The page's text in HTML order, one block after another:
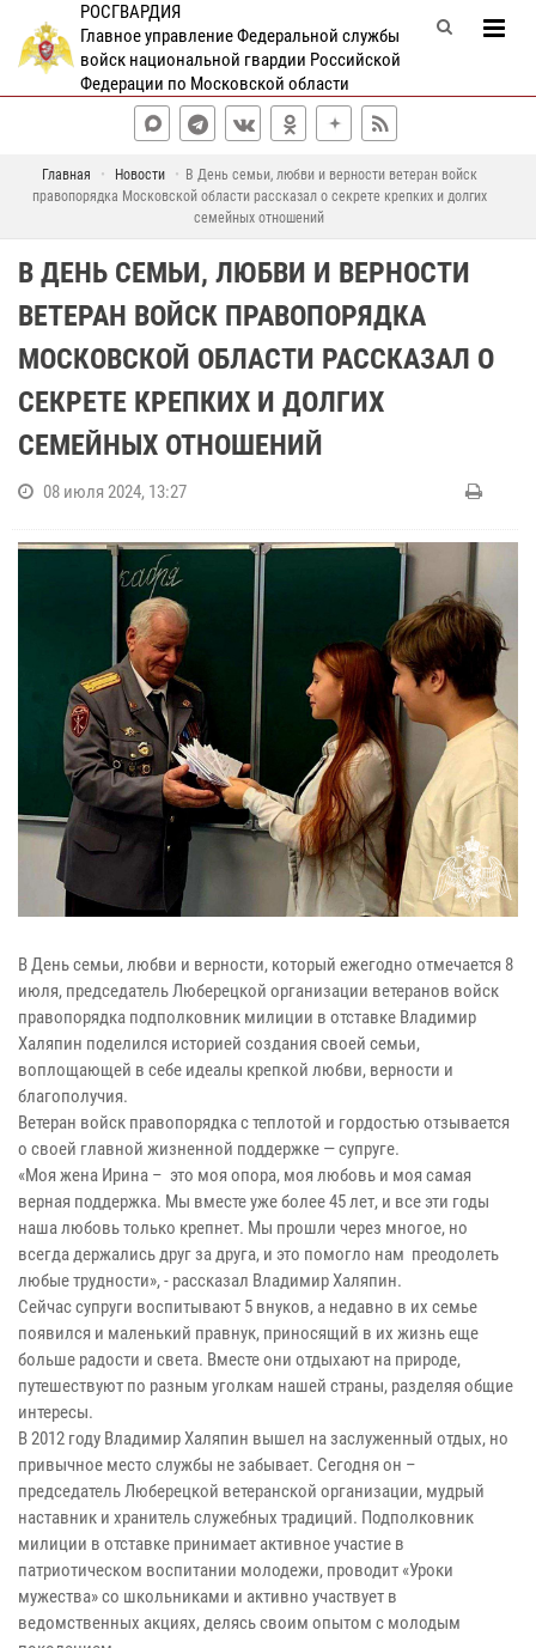
РОСГВАРДИЯ
Главное управление Федеральной службы
войск национальной гвардии Российской
Федерации по Московской области
Главная Новости
В День семьи, любви и верности ветеран войск
правопорядка Московской области рассказал о секрете крепких и долгих
семейных отношений
В ДЕНЬ СЕМЬИ, ЛЮБВИ И ВЕРНОСТИ
ВЕТЕРАН ВОЙСК ПРАВОПОРЯДКА
МОСКОВСКОЙ ОБЛАСТИ РАССКАЗАЛ О
СЕКРЕТЕ КРЕПКИХ И ДОЛГИХ
СЕМЕЙНЫХ ОТНОШЕНИЙ
08 июля 2024, 13:27
В День семьи, любви и верности, который ежегодно отмечается 8
июля, председатель Люберецкой организации ветеранов войск
правопорядка подполковник милиции в отставке Владимир
Халяпин поделился историей создания своей семьи,
воплощающей в себе идеалы крепкой любви, верности и
благополучия.
Ветеран войск правопорядка с теплотой и гордостью отзывается
о своей главной жизненной поддержке — супруге.
«Моя жена Ирина – это моя опора, моя любовь и моя самая
верная поддержка. Мы вместе уже более 45 лет, и все эти годы
наша любовь только крепнет. Мы прошли через многое, но
всегда держались друг за друга, и это помогло нам преодолеть
любые трудности», - рассказал Владимир Халяпин.
Сейчас супруги воспитывают 5 внуков, а недавно в их семье
появился и маленький правнук, приносящий в их жизнь еще
больше радости и света. Вместе они отдыхают на природе,
путешествуют по разным уголкам нашей страны, разделяя общие
интересы.
В 2012 году Владимир Халяпин вышел на заслуженный отдых, но
привычное место службы не забывает. Сегодня он –
председатель Люберецкой ветеранской организации, мудрый
наставник и хранитель служебных традиций. Подполковник
милиции в отставке принимает активное участие в
патриотическом воспитании молодежи, проводит «Уроки
мужества» со школьниками и активно участвует в
ведомственных акциях, делясь своим опытом с молодым